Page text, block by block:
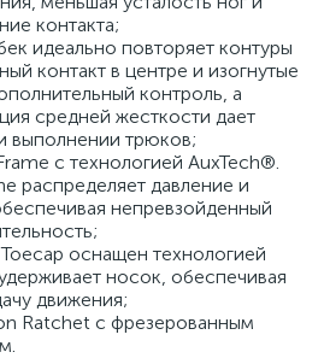
контакта;
идеально повторяет контуры
контакт в центре и изогнутые
контроль, а
средней жесткости дает
выполнении трюков;
с технологией AuxTech®.
распределяет давление и
непревзойденный
оснащен технологией
носок, обеспечивая
движения;
Ratchet с фрезерованным